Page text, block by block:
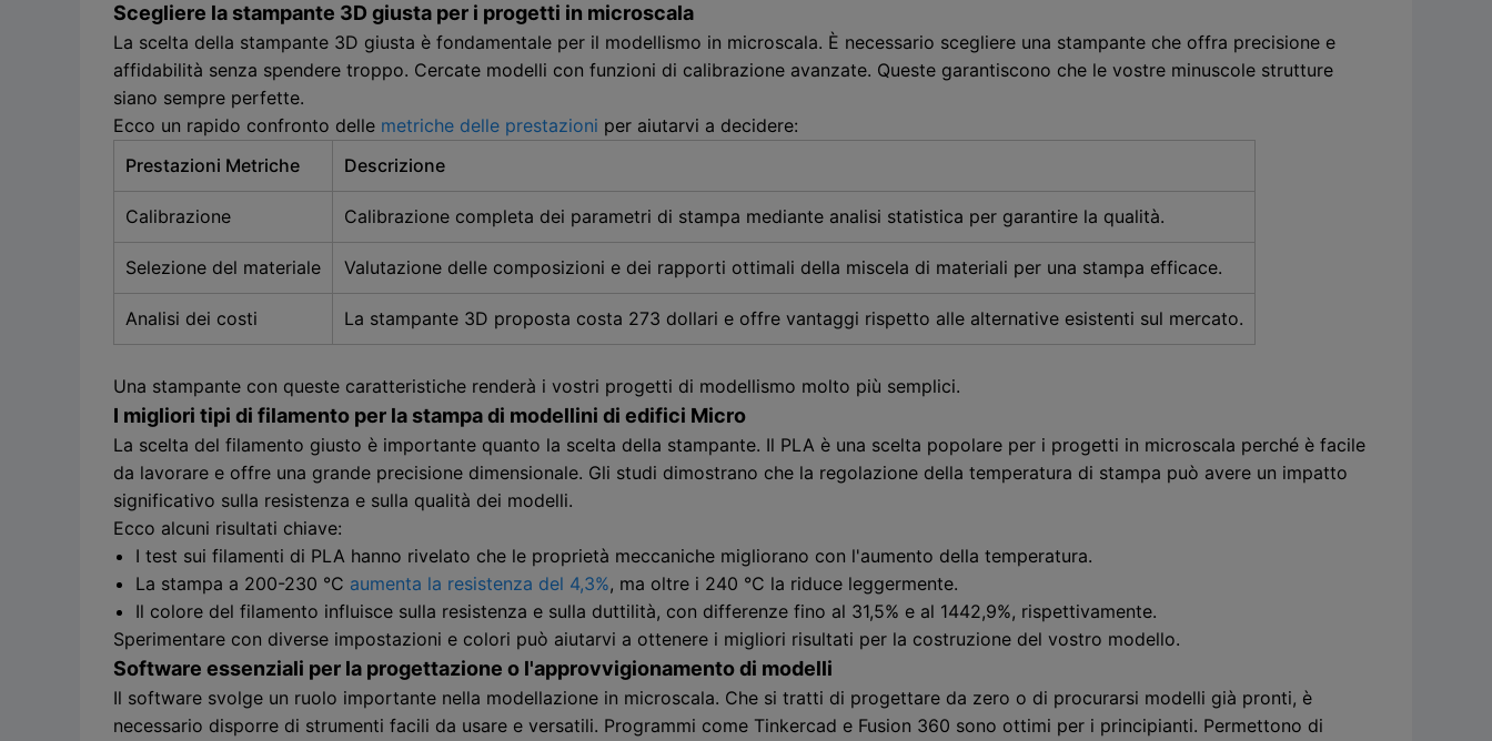
Scegliere la stampante 3D giusta per i progetti in microscala
La scelta della stampante 3D giusta è fondamentale per il modellismo in microscala. È necessario scegliere una stampante che offra precisione e
affidabilità senza spendere troppo. Cercate modelli con funzioni di calibrazione avanzate. Queste garantiscono che le vostre minuscole strutture
siano sempre perfette.
Ecco un rapido confronto delle metriche delle prestazioni per aiutarvi a decidere:
Prestazioni Metriche
Descrizione
Calibrazione Calibrazione completa dei parametri di stampa mediante analisi statistica per garantire la qualità.
Selezione del materiale Valutazione delle composizioni e dei rapporti ottimali della miscela di materiali per una stampa efficace.
Analisi dei costi La stampante 3D proposta costa 273 dollari e offre vantaggi rispetto alle alternative esistenti sul mercato.
Una stampante con queste caratteristiche renderà i vostri progetti di modellismo molto più semplici.
I migliori tipi di filamento per la stampa di modellini di edifici Micro
La scelta del filamento giusto è importante quanto la scelta della stampante. Il PLA è una scelta popolare per i progetti in microscala perché è facile
da lavorare e offre una grande precisione dimensionale. Gli studi dimostrano che la regolazione della temperatura di stampa può avere un impatto
significativo sulla resistenza e sulla qualità dei modelli.
Ecco alcuni risultati chiave:
I test sui filamenti di PLA hanno rivelato che le proprietà meccaniche migliorano con l'aumento della temperatura.
La stampa a 200-230 °C aumenta la resistenza del 4,3%, ma oltre i 240 °C la riduce leggermente.
Il colore del filamento influisce sulla resistenza e sulla duttilità, con differenze fino al 31,5% e al 1442,9%, rispettivamente.
Sperimentare con diverse impostazioni e colori può aiutarvi a ottenere i migliori risultati per la costruzione del vostro modello.
Software essenziali per la progettazione o l'approvvigionamento di modelli
Il software svolge un ruolo importante nella modellazione in microscala. Che si tratti di progettare da zero o di procurarsi modelli già pronti, è
necessario disporre di strumenti facili da usare e versatili. Programmi come Tinkercad e Fusion 360 sono ottimi per i principianti. Permettono di